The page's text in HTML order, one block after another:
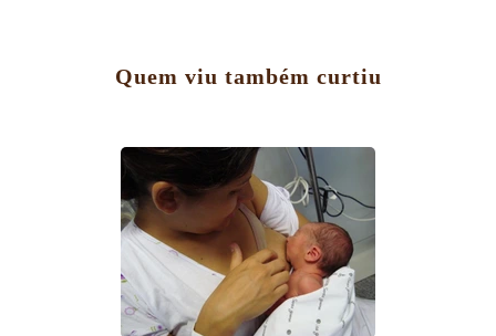
Quem viu também curtiu